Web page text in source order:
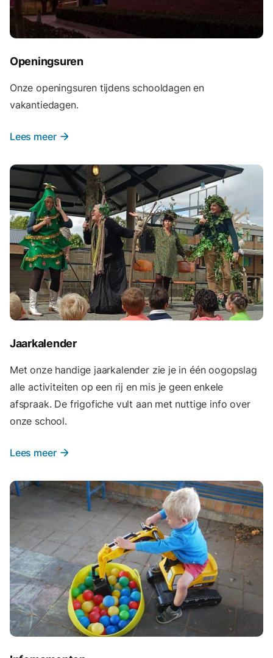
Openingsuren
Onze openingsuren tijdens schooldagen en
vakantiedagen.
Lees meer arrow_forward
Jaarkalender
Met onze handige jaarkalender zie je in één oogopslag
alle activiteiten op een rij en mis je geen enkele
afspraak. De frigofiche vult aan met nuttige info over
onze school.
Lees meer arrow_forward